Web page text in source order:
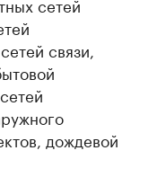
связи,
дождевой